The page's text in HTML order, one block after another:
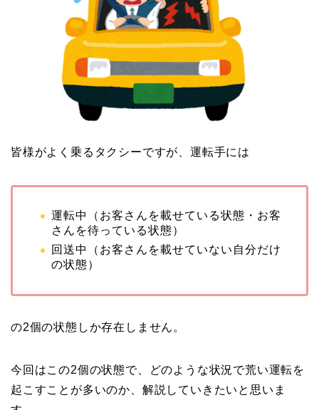
皆様がよく乗るタクシーですが、運転手には
運転中（お客さんを載せている状態・お客
さんを待っている状態）
回送中（お客さんを載せていない自分だけ
の状態）
の2個の状態しか存在しません。
今回はこの2個の状態で、どのような状況で荒い運転を
起こすことが多いのか、解説していきたいと思いま